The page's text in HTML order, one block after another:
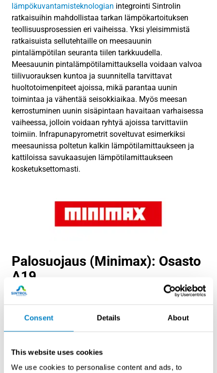
Consent Details About
This website uses cookies
We use cookies to personalise content and ads, to
lämpökuvantamisteknologian integrointi Sintrolin
ratkaisuihin mahdollistaa tarkan lämpökartoituksen
teollisuusprosessien eri vaiheissa. Yksi yleisimmistä
ratkaisuista sellutehtaille on meesauunin
pintalämpötilan seuranta tiilen tarkkuudella.
Meesauunin pintalämpötilamittauksella voidaan valvoa
tiilivuorauksen kuntoa ja suunnitella tarvittavat
huoltotoimenpiteet ajoissa, mikä parantaa uunin
toimintaa ja vähentää seisokkiaikaa. Myös meesan
kerrostuminen uunin sisäpintaan havaitaan varhaisessa
vaiheessa, jolloin voidaan ryhtyä ajoissa tarvittaviin
toimiin. Infrapunapyrometrit soveltuvat esimerkiksi
meesaunissa poltetun kalkin lämpötilamittaukseen ja
kattiloissa savukaasujen lämpötilamittaukseen
kosketuksettomasti.
Palosuojaus (Minimax): Osasto
A19
Minimaxin yli 120 vuoden kokemus
paloriskien
paikallisella huolto-osaamisella mahdollistavat
saavutetaan ennaltaehkäisevä suoja paloriskejä ja